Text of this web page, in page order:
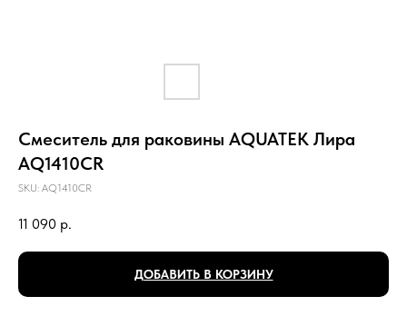
Смеситель для раковины AQUATEK Лира
AQ1410CR
SKU: AQ1410CR
11 090 р.
ДОБАВИТЬ В КОРЗИНУ